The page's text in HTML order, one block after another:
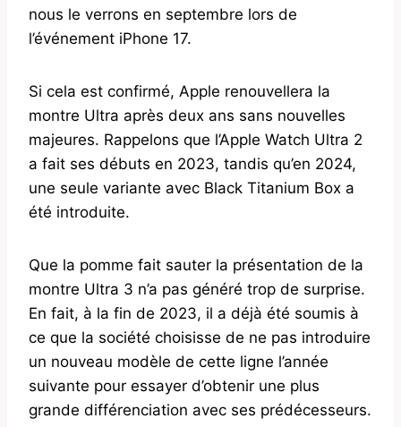
nous le verrons en septembre lors de
l’événement iPhone 17.
Si cela est confirmé, Apple renouvellera la
montre Ultra après deux ans sans nouvelles
majeures. Rappelons que l’Apple Watch Ultra 2
a fait ses débuts en 2023, tandis qu’en 2024,
une seule variante avec Black Titanium Box a
été introduite.
Que la pomme fait sauter la présentation de la
montre Ultra 3 n’a pas généré trop de surprise.
En fait, à la fin de 2023, il a déjà été soumis à
ce que la société choisisse de ne pas introduire
un nouveau modèle de cette ligne l’année
suivante pour essayer d’obtenir une plus
grande différenciation avec ses prédécesseurs.